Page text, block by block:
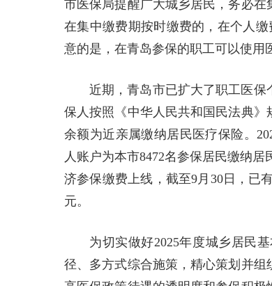
市医保局提醒广大城乡居民，务必
在集中缴费期按时缴费的，在个人
意的是，在青岛参保的职工可以使用
近期，青岛市已扩大了职工医
保人按照《中华人民共和国民法典
余额为近亲属缴纳居民医疗保险。
人账户为本市8472名参保居民缴纳
济参保缴费上线，截至9月30日，已
元。
为切实做好2025年度城乡居民
径、多方式综合施策，精心策划并